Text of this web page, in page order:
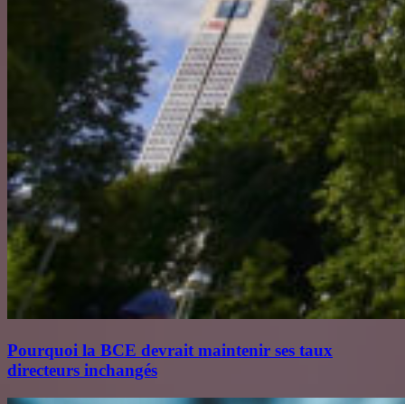
Pourquoi la BCE devrait maintenir ses taux
directeurs inchangés